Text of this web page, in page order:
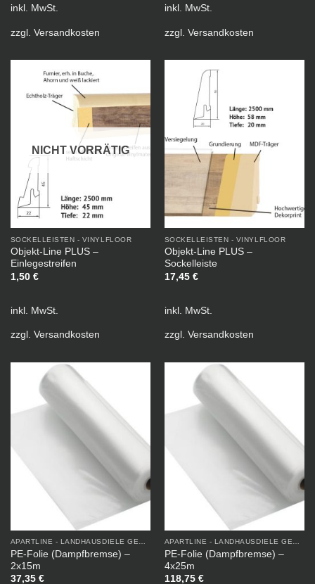
inkl. MwSt.
zzgl. Versandkosten
inkl. MwSt.
zzgl. Versandkosten
NICHT VORRÄTIG
SOCKELLEISTEN - VINYLFLOOR
Objekt-Line PLUS –
Einlegestreifen
1,50 €
inkl. MwSt.
zzgl. Versandkosten
SOCKELLEISTEN - VINYLFLOOR
Objekt-Line PLUS –
Sockelleiste
17,45 €
inkl. MwSt.
zzgl. Versandkosten
APARTLINE - LANDHAUSDIELE GEÖLT
PE-Folie (Dampfbremse) –
2x15m
37,35 €
APARTLINE - LANDHAUSDIELE GEÖLT
PE-Folie (Dampfbremse) –
4x25m
118,75 €